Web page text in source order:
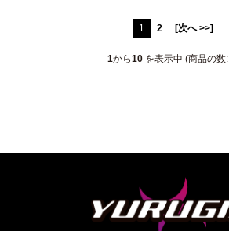
1 2 [次へ >>]
1から10を表示中 (商品の数: